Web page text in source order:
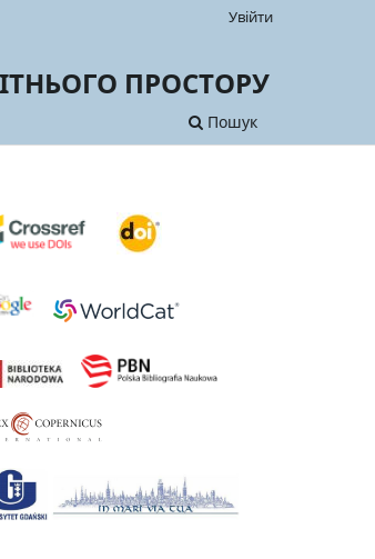
ПРОСТОРУ
Пошук
Увійти